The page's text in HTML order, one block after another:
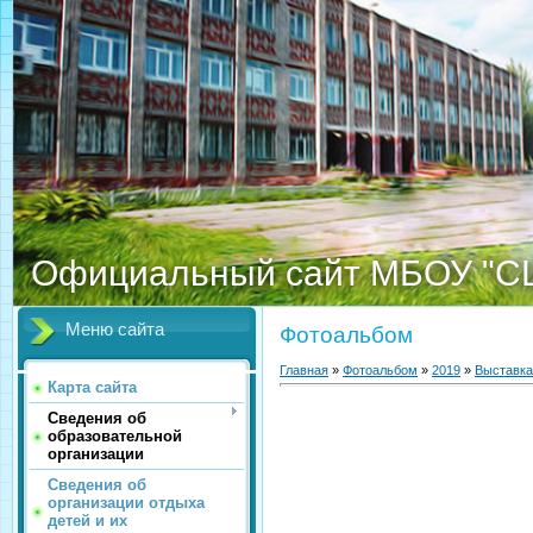
Официальный сайт МБОУ
Меню сайта
Карта сайта
Сведения об
образовательной
организации
Сведения об
организации отдыха
детей и их
Фотоальбом
Главная » Фотоальбом » 2019 »